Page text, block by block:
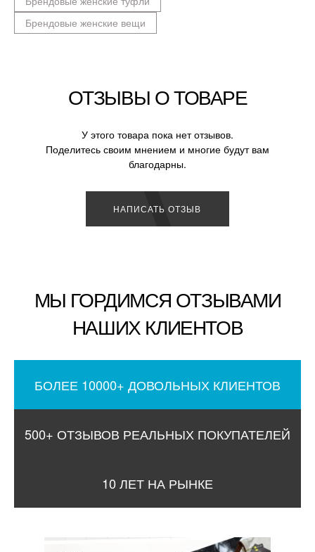
Брендовые женские вещи
ОТЗЫВЫ О ТОВАРЕ
У этого товара пока нет отзывов.
Поделитесь своим мнением и многие будут вам
благодарны.
НАПИСАТЬ ОТЗЫВ
МЫ ГОРДИМСЯ ОТЗЫВАМИ
НАШИХ КЛИЕНТОВ
БОЛЕЕ 10000+ ДОВОЛЬНЫХ КЛИЕНТОВ
500+ ОТЗЫВОВ РЕАЛЬНЫХ ПОКУПАТЕЛЕЙ
10 ЛЕТ НА РЫНКЕ